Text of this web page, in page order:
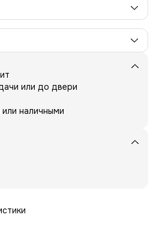
или до двери
наличными